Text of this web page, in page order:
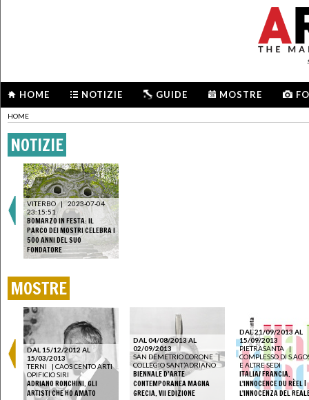
HOME NOTIZIE GUIDE MOSTRE
HOME
NOTIZIE
VITERBO | 2023-07-04
23:15:51
BOMARZO IN FESTA: IL
PARCO DEI MOSTRI CELEBRA I
500 ANNI DEL SUO
FONDATORE
MOSTRE
DAL 15/12/2012 AL
15/03/2013
TERNI
| CAOS CENTO ARTI
OPIFICIO SIRI
ADRIANO RONCHINI. GLI
ARTISTI CHE HO AMATO
DAL 04/08/2013 AL
02/09/2013
SAN DEMETRIO CORONE |
COLLEGIO SANT’ADRIANO
BIENNALE D’ARTE
CONTEMPORANEA MAGNA
GRECIA. VII EDIZIONE
DAL 21/09/2013 AL
15/09/2013
PIETRASANTA |
COMPLESSO DI
E ALTRE SEDI
ITALIA/ FRANCIA.
L'INNOCENCE DU RÈEL |
L'INNOCENZA DEL